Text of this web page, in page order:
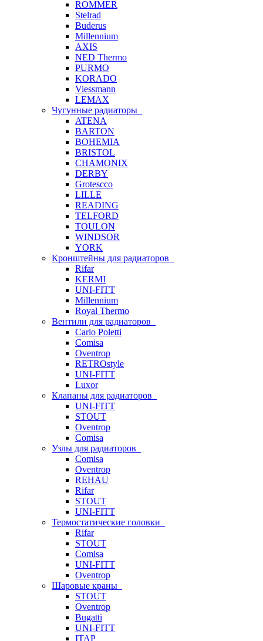
ROMMER
Stelrad
Buderus
Millennium
AXIS
NED Thermo
PURMO
KORADO
Viessmann
LEMAX
Чугунные радиаторы
ATENA
BARTON
BOHEMIA
BRISTOL
CHAMONIX
DERBY
Grotescco
LILLE
READING
TELFORD
TOULON
WINDSOR
YORK
Кронштейны для радиаторов
Rifar
KERMI
UNI-FITT
Millennium
Royal Thermo
Вентили для радиаторов
Carlo Poletti
Comisa
Oventrop
RETROstyle
UNI-FITT
Luxor
Клапаны для радиаторов
UNI-FITT
STOUT
Oventrop
Comisa
Узлы для радиаторов
Comisa
Oventrop
REHAU
Rifar
STOUT
UNI-FITT
Термостатические головки
Rifar
STOUT
Comisa
UNI-FITT
Oventrop
Шаровые краны
STOUT
Oventrop
Bugatti
UNI-FITT
ITAP